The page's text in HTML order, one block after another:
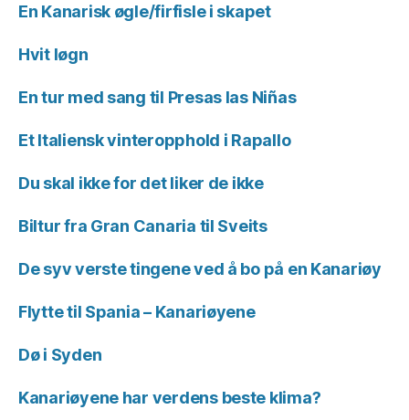
En Kanarisk øgle/firfisle i skapet
Hvit løgn
En tur med sang til Presas las Niñas
Et Italiensk vinteropphold i Rapallo
Du skal ikke for det liker de ikke
Biltur fra Gran Canaria til Sveits
De syv verste tingene ved å bo på en Kanariøy
Flytte til Spania – Kanariøyene
Dø i Syden
Kanariøyene har verdens beste klima?